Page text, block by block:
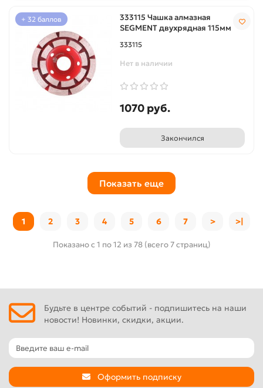
+ 32 баллов
333115 Чашка алмазная
SEGMENT двухрядная 115мм
333115
Нет в наличии
1070 руб.
Закончился
Показать еще
1 2 3 4 5 6 7 > >|
Показано с 1 по 12 из 78 (всего 7 страниц)
Будьте в центре событий - подпишитесь на наши
новости! Новинки, скидки, акции.
Оформить подписку